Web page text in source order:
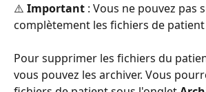
⚠️ Important : Vous ne pouvez pas
complètement les fichiers de patient
Pour supprimer les fichiers du
vous pouvez les archiver. Vous